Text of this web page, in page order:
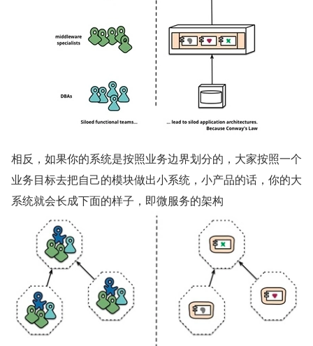
相反，如果你的系统是按照业务边界划分的，大家按照一个
业务目标去把自己的模块做出小系统，小产品的话，你的大
系统就会长成下面的样子，即微服务的架构